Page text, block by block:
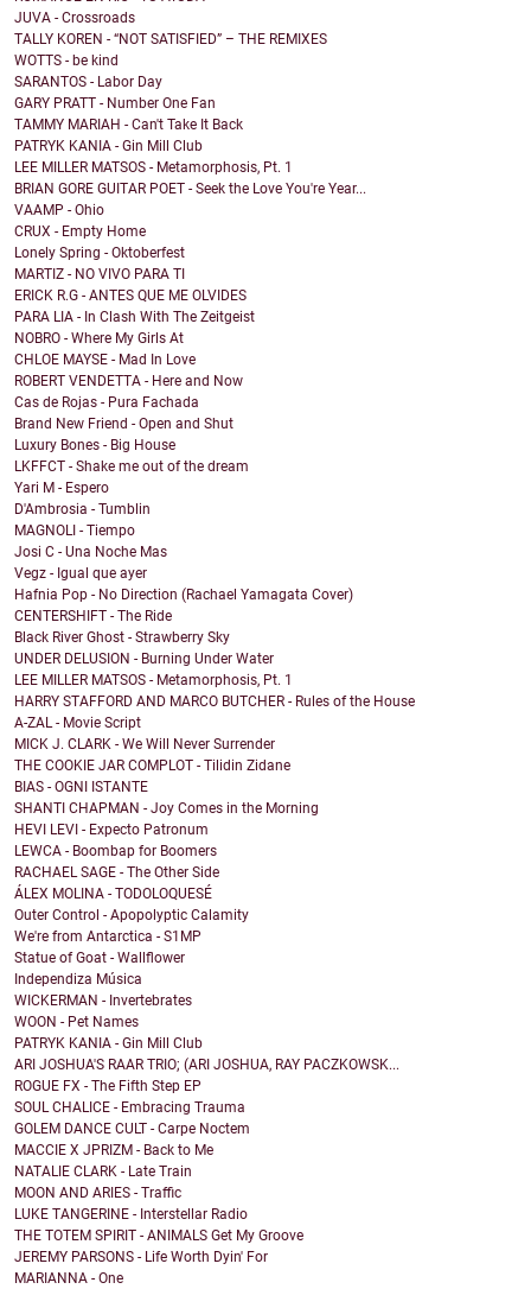
JUVA - Crossroads
TALLY KOREN - “NOT SATISFIED” – THE REMIXES
WOTTS - be kind
SARANTOS - Labor Day
GARY PRATT - Number One Fan
TAMMY MARIAH - Can't Take It Back
PATRYK KANIA - Gin Mill Club
LEE MILLER MATSOS - Metamorphosis, Pt. 1
BRIAN GORE GUITAR POET - Seek the Love You're Year...
VAAMP - Ohio
CRUX - Empty Home
Lonely Spring - Oktoberfest
MARTIZ - NO VIVO PARA TI
ERICK R.G - ANTES QUE ME OLVIDES
PARA LIA - In Clash With The Zeitgeist
NOBRO - Where My Girls At
CHLOE MAYSE - Mad In Love
ROBERT VENDETTA - Here and Now
Cas de Rojas - Pura Fachada
Brand New Friend - Open and Shut
Luxury Bones - Big House
LKFFCT - Shake me out of the dream
Yari M - Espero
D'Ambrosia - Tumblin
MAGNOLI - Tiempo
Josi C - Una Noche Mas
Vegz - Igual que ayer
Hafnia Pop - No Direction (Rachael Yamagata Cover)
CENTERSHIFT - The Ride
Black River Ghost - Strawberry Sky
UNDER DELUSION - Burning Under Water
LEE MILLER MATSOS - Metamorphosis, Pt. 1
HARRY STAFFORD AND MARCO BUTCHER - Rules of the House
A-ZAL - Movie Script
MICK J. CLARK - We Will Never Surrender
THE COOKIE JAR COMPLOT - Tilidin Zidane
BIAS - OGNI ISTANTE
SHANTI CHAPMAN - Joy Comes in the Morning
HEVI LEVI - Expecto Patronum
LEWCA - Boombap for Boomers
RACHAEL SAGE - The Other Side
ÁLEX MOLINA - TODOLOQUESÉ
Outer Control - Apopolyptic Calamity
We're from Antarctica - S1MP
Statue of Goat - Wallflower
Independiza Música
WICKERMAN - Invertebrates
WOON - Pet Names
PATRYK KANIA - Gin Mill Club
ARI JOSHUA'S RAAR TRIO; (ARI JOSHUA, RAY PACZKOWSK...
ROGUE FX - The Fifth Step EP
SOUL CHALICE - Embracing Trauma
GOLEM DANCE CULT - Carpe Noctem
MACCIE X JPRIZM - Back to Me
NATALIE CLARK - Late Train
MOON AND ARIES - Traffic
LUKE TANGERINE - Interstellar Radio
THE TOTEM SPIRIT - ANIMALS Get My Groove
JEREMY PARSONS - Life Worth Dyin' For
MARIANNA - One